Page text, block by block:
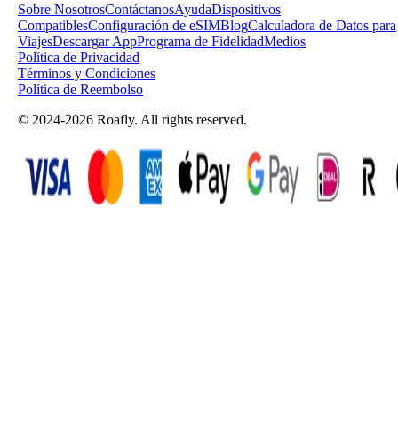
Sobre NosotrosContáctanosAyudaDispositivos
CompatiblesConfiguración de eSIMBlogCalculadora de Datos para
ViajesDescargar AppPrograma de FidelidadMedios
Política de Privacidad
Términos y Condiciones
Política de Reembolso
© 2024-2026 Roafly. All rights reserved.